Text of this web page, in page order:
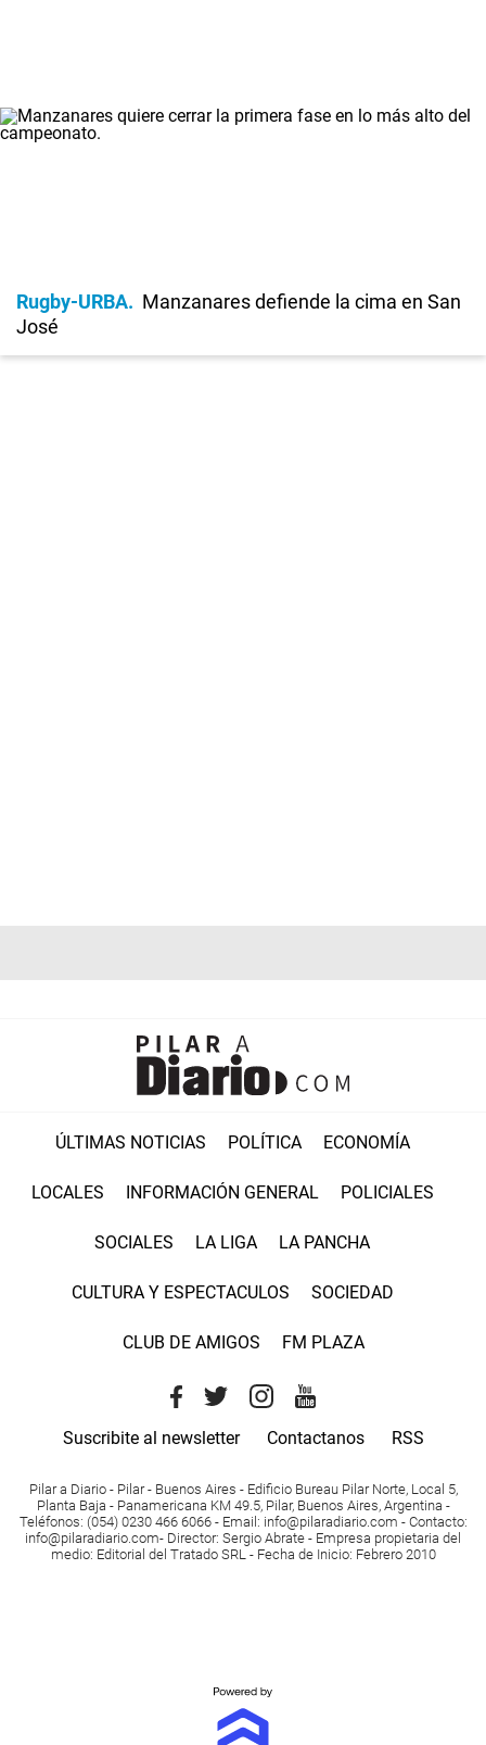
Rugby-URBA
Manzanares defiende la cima en San
José
ÚLTIMAS NOTICIAS POLÍTICA ECONOMÍA
LOCALES INFORMACIÓN GENERAL POLICIALES
SOCIALES LA LIGA LA PANCHA
CULTURA Y ESPECTACULOS SOCIEDAD
CLUB DE AMIGOS FM PLAZA
Suscribite al newsletter Contactanos RSS
Pilar a Diario - Pilar - Buenos Aires - Edificio Bureau Pilar Norte, Local 5,
Planta Baja - Panamericana KM 49.5, Pilar, Buenos Aires, Argentina -
Teléfonos: (054) 0230 466 6066 - Email : info@pilaradiario.com - Contacto:
info@pilaradiario.com- Director: Sergio Abrate - Empresa propietaria del
medio: Editorial del Tratado SRL - Fecha de Inicio: Febrero 2010